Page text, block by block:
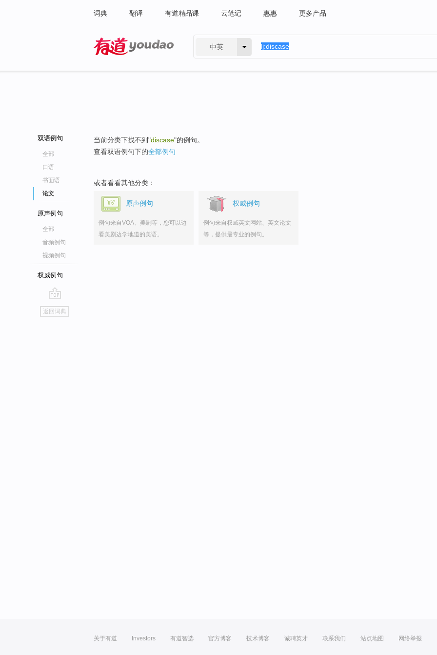
词典 翻译 有道精品课 云笔记 惠惠 更多产品
中英
双语例句
全部
口语
书面语
论文
原声例句
全部
音频例句
视频例句
权威例句
go
top
返回词典
当前分类下找不到"discase"的例句。
查看双语例句下的全部例句
或者看看其他分类：
原声例句
例句来自VOA、美剧等，您可以边
看美剧边学地道的美语。
权威例句
例句来自权威英文网站、英文论文
等，提供最专业的例句。
关于有道 Investors 有道智选 官方博客 技术博客 诚聘英才 联系我们 站点地图 网络举报